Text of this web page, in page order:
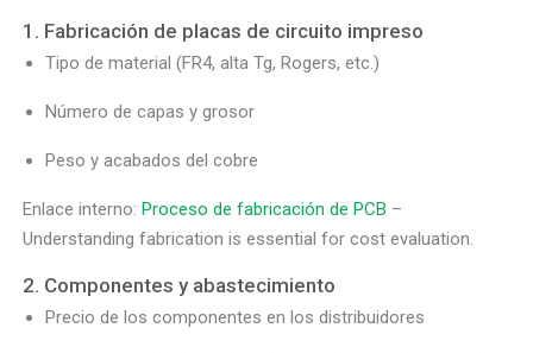
1. Fabricación de placas de circuito impreso
Tipo de material (FR4, alta Tg, Rogers, etc.)
Número de capas y grosor
Peso y acabados del cobre
Enlace interno:Proceso de fabricación de PCB –
Understanding fabrication is essential for cost evaluation.
2. Componentes y abastecimiento
Precio de los componentes en los distribuidores